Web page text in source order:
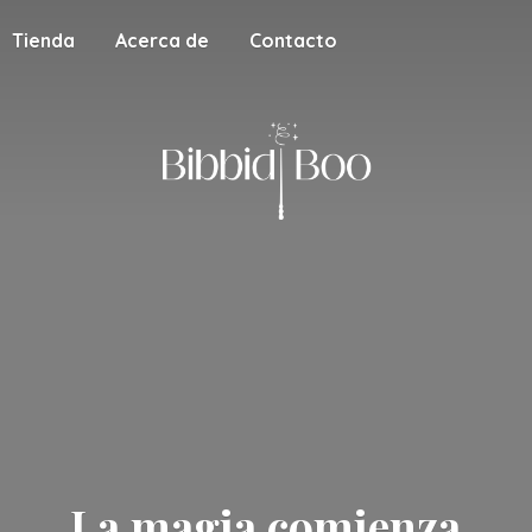
Tienda Acerca de Contacto